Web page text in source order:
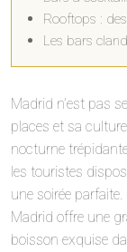
Rooftops :
Les bars
Madrid n’est pas
places et sa
nocturne
les touristes
une soirée
Madrid offre une
boisson exquise